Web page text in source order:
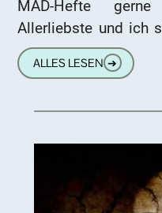
MAD-Hefte
Allerliebste und ich
Blödeln, Selbstironie
ALLES LESEN ➔